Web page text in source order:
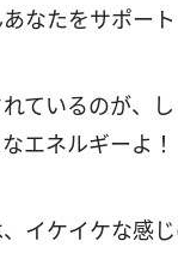
なたをサポート
ているのが、
エネルギーよ！
イケイケな感